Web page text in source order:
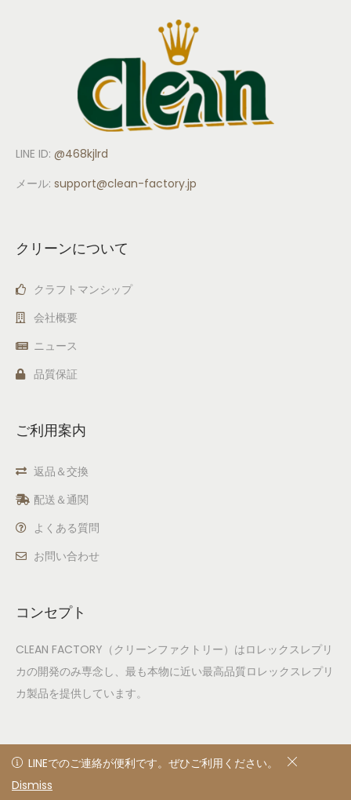
LINEでのご連絡が便利です。ぜひご利用ください。
LINE ID: @468kjlrd
メール: support@clean-factory.jp
クリーンについて
クラフトマンシップ
会社概要
ニュース
品質保証
ご利用案内
返品＆交換
配送＆通関
よくある質問
お問い合わせ
コンセプト
CLEAN FACTORY（クリーンファクトリー）はロレックスレプリ
カの開発のみ専念し、最も本物に近い最高品質ロレックスレプリ
カ製品を提供しています。
© 2020
LINEでのご連絡が便利です。ぜひご利用ください。
Dismiss